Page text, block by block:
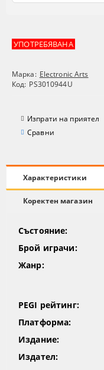
УПОТРЕБЯВАНА
Марка: Electronic Arts
Код: PS3010944U
Изпрати на приятел
Сравни
Характеристики
Коректен магазин
Състояние:
Брой играчи:
Жанр:
PEGI рейтинг:
Платформа:
Издание:
Издател: